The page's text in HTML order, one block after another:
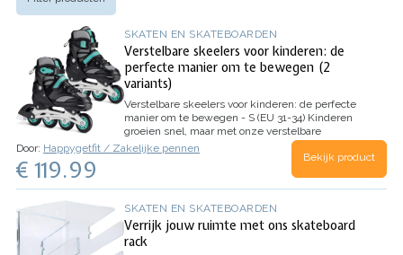
SKATEN EN SKATEBOARDEN
Verstelbare skeelers voor kinderen: de
perfecte manier om te bewegen (2
variants)
Verstelbare skeelers voor kinderen: de perfecte
manier om te bewegen - S (EU 31-34) Kinderen
groeien snel, maar met onze verstelbare
skeelers kunnen ze toch hun vaardigheden
ontwikkelen terwijl ze genieten van de frisse
Kenmerken van de verstelbare skeelers
Door: Happygetfit / Zakelijke pennen
€ 119.99 Bekijk product
SKATEN EN SKATEBOARDEN
Verrijk jouw ruimte met ons skateboard
rack